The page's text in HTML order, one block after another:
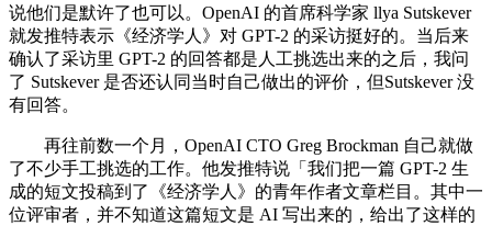
说他们是默许了也可以。OpenAI 的首席科学家 llya Sutskever
就发推特表示《经济学人》对 GPT-2 的采访挺好的。当后来
确认了采访里 GPT-2 的回答都是人工挑选出来的之后，我问
了 Sutskever 是否还认同当时自己做出的评价，但Sutskever 没
有回答。
再往前数一个月，OpenAI CTO Greg Brockman 自己就做
了不少手工挑选的工作。他发推特说「我们把一篇 GPT-2 生
成的短文投稿到了《经济学人》的青年作者文章栏目。其中一
位评审者，并不知道这篇短文是 AI 写出来的，给出了这样的